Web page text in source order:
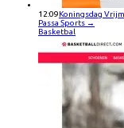
12:09Koningsdag
Passa Sports →
Basketbal